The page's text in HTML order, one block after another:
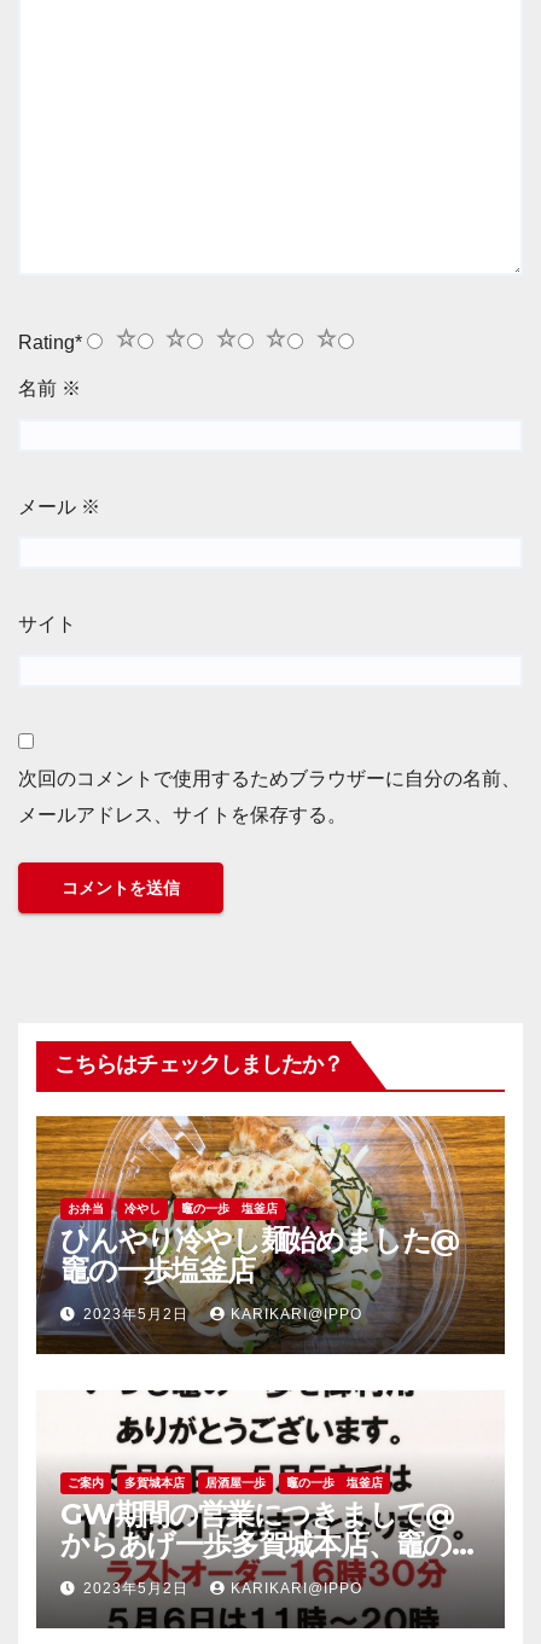
Rating* 5
4
3
2
1
名前 ※
メール ※
サイト
次回のコメントで使用するためブラウザーに自分の名前、
メールアドレス、サイトを保存する。
こちらはチェックしましたか？
お弁当 冷やし 竈の一歩 塩釜店
ひんやり冷やし麺始めました@
竈の一歩塩釜店
2023年5月2日 KARIKARI@IPPO
ご案内 多賀城本店 居酒屋一歩 竈の一歩 塩釜店
GW期間の営業につきまして@
からあげ一歩多賀城本店、竈の一
歩塩釜店
2023年5月2日 KARIKARI@IPPO